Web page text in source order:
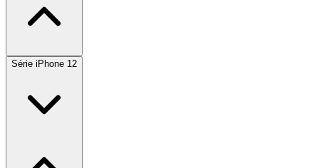
Série iPhone 12